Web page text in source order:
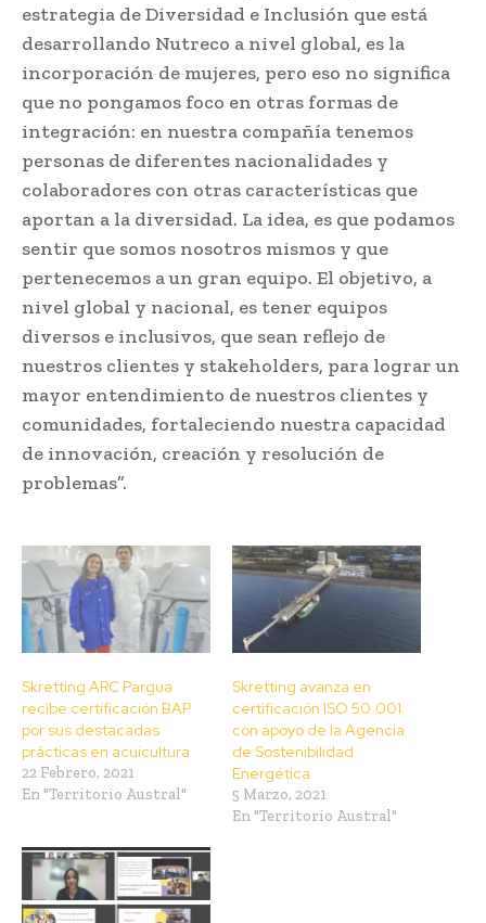
estrategia de Diversidad e Inclusión que está
desarrollando Nutreco a nivel global, es la
incorporación de mujeres, pero eso no significa
que no pongamos foco en otras formas de
integración: en nuestra compañía tenemos
personas de diferentes nacionalidades y
colaboradores con otras características que
aportan a la diversidad. La idea, es que podamos
sentir que somos nosotros mismos y que
pertenecemos a un gran equipo. El objetivo, a
nivel global y nacional, es tener equipos
diversos e inclusivos, que sean reflejo de
nuestros clientes y stakeholders, para lograr un
mayor entendimiento de nuestros clientes y
comunidades, fortaleciendo nuestra capacidad
de innovación, creación y resolución de
problemas”.
Skretting ARC Pargua
recibe certificación BAP
por sus destacadas
prácticas en acuicultura
22 Febrero, 2021
En "Territorio Austral"
Skretting avanza en
certificación ISO 50.001
con apoyo de la Agencia
de Sostenibilidad
Energética
5 Marzo, 2021
En "Territorio Austral"